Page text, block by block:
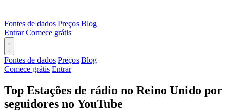
Fontes de dados Preços Blog
Entrar Comece grátis
Fontes de dados Preços Blog
Comece grátis Entrar
Top Estações de rádio no Reino Unido por
seguidores no YouTube